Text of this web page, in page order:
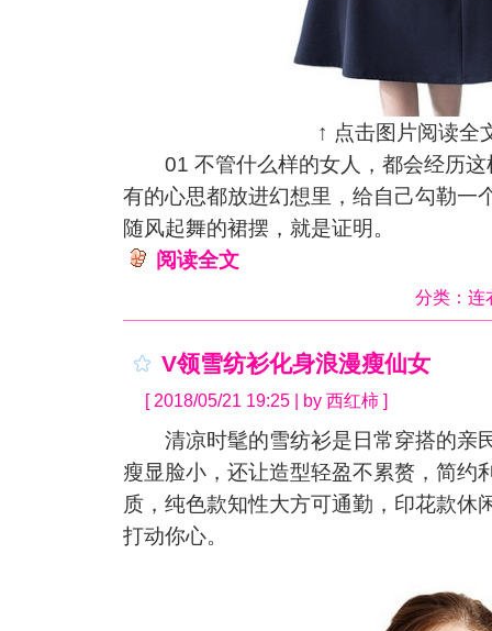
↑ 点击图片阅读全
01 不管什么样的女人，都会经历这
有的心思都放进幻想里，给自己勾勒一
随风起舞的裙摆，就是证明。
阅读全文
分类： 连
V领雪纺衫化身浪漫瘦仙女
[ 2018/05/21 19:25 | by 西红柿 ]
清凉时髦的雪纺衫是日常穿搭的亲
瘦显脸小，还让造型轻盈不累赘，简约
质，纯色款知性大方可通勤，印花款休
打动你心。